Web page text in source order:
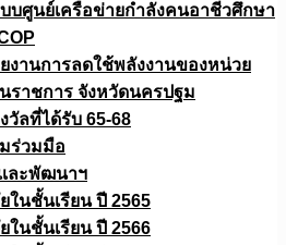
บศูนย์เครือข่ายกำลังคนอาชีวศึกษา
งานการลดใช้พลังงานของหน่วย
ราชการ จังหวัดนครปฐม
วัลที่ได้รับ 65-68
ร่วมมือ
เละพัฒนาฯ
ในชั้นเรียน ปี 2565
ในชั้นเรียน ปี 2566